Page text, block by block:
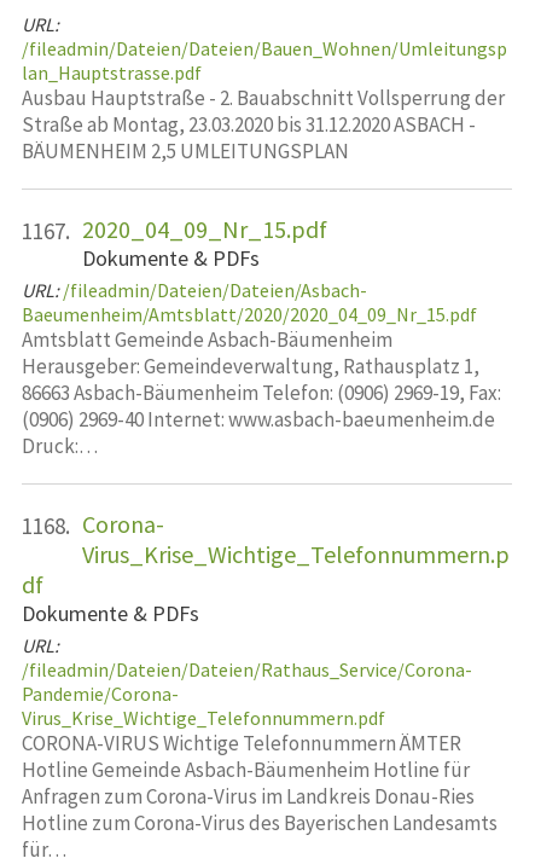
URL:
/fileadmin/Dateien/Dateien/Bauen_Wohnen/Umleitungsp
lan_Hauptstrasse.pdf
Ausbau Hauptstraße - 2. Bauabschnitt Vollsperrung der
Straße ab Montag, 23.03.2020 bis 31.12.2020 ASBACH -
BÄUMENHEIM 2,5 UMLEITUNGSPLAN
1167. 2020_04_09_Nr_15.pdf
Dokumente & PDFs
URL: /fileadmin/Dateien/Dateien/Asbach-
Baeumenheim/Amtsblatt/2020/2020_04_09_Nr_15.pdf
Amtsblatt Gemeinde Asbach-Bäumenheim
Herausgeber: Gemeindeverwaltung, Rathausplatz 1,
86663 Asbach-Bäumenheim Telefon: (0906) 2969-19, Fax:
(0906) 2969-40 Internet: www.asbach-baeumenheim.de
Druck:…
1168. Corona-
Virus_Krise_Wichtige_Telefonnummern.p
df
Dokumente & PDFs
URL:
/fileadmin/Dateien/Dateien/Rathaus_Service/Corona-
Pandemie/Corona-
Virus_Krise_Wichtige_Telefonnummern.pdf
CORONA-VIRUS Wichtige Telefonnummern ÄMTER
Hotline Gemeinde Asbach-Bäumenheim Hotline für
Anfragen zum Corona-Virus im Landkreis Donau-Ries
Hotline zum Corona-Virus des Bayerischen Landesamts
für…